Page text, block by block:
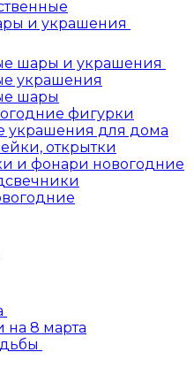
и украшения
шары и украшения
украшения
шары
фигурки
украшения для дома
открытки
и фонари новогодние
на 8 марта